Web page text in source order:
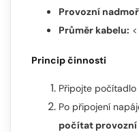
Provozní
Průměr kabelu:
Princip činnosti
Připojte
Po připojení
počítat provozní